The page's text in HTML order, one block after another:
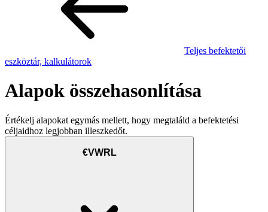
Teljes befektetői
eszköztár, kalkulátorok
Alapok összehasonlítása
Értékelj alapokat egymás mellett, hogy megtaláld a befektetési
céljaidhoz legjobban illeszkedőt.
€VWRL